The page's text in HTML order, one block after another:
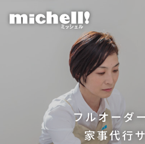
フルオーダ
家事代行